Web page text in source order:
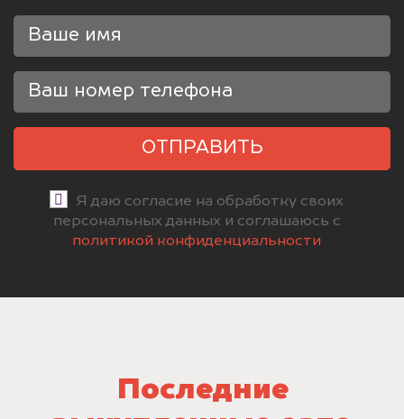
ОТПРАВИТЬ
Я даю согласие на обработку своих
персональных данных и соглашаюсь с
политикой конфиденциальности
Последние